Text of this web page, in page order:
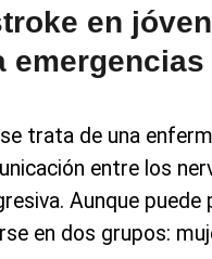
en
emergencias
trata de una
entre los
Aunque puede
en dos grupos: